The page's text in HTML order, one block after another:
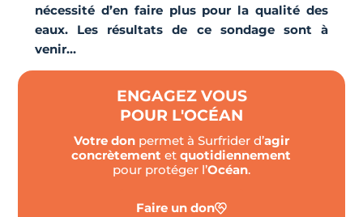
nécessité d’en faire plus pour la qualité des
eaux. Les résultats de ce sondage sont à
venir…
ENGAGEZ VOUS
POUR L'OCÉAN
Votre donpermet à Surfrider d’agir
concrètement etquotidiennement
pour protéger l’Océan.
Faire un don